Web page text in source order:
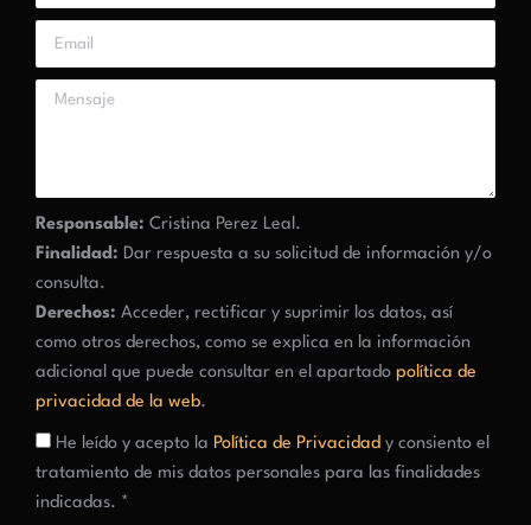
Responsable: Cristina Perez Leal.
Finalidad: Dar respuesta a su solicitud de información y/o
consulta.
Derechos: Acceder, rectificar y suprimir los datos, así
como otros derechos, como se explica en la información
adicional que puede consultar en el apartado política de
privacidad de la web.
He leído y acepto la Política de Privacidad y consiento el
tratamiento de mis datos personales para las finalidades
indicadas. *